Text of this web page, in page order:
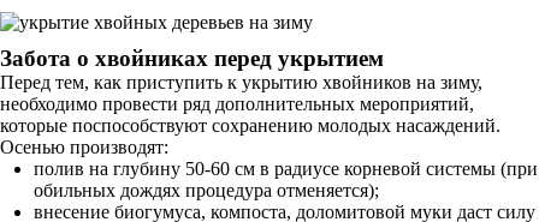
Забота о хвойниках перед укрытием
Перед тем, как приступить к укрытию хвойников на зиму,
необходимо провести ряд дополнительных мероприятий,
которые поспособствуют сохранению молодых насаждений.
Осенью производят:
полив на глубину 50-60 см в радиусе корневой системы (при
обильных дождях процедура отменяется);
внесение биогумуса, компоста, доломитовой муки даст силу